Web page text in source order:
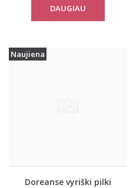
DAUGIAU
Naujiena
Doreanse vyriški pilki